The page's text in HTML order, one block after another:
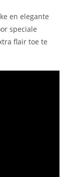
en elegante
speciale
flair toe te